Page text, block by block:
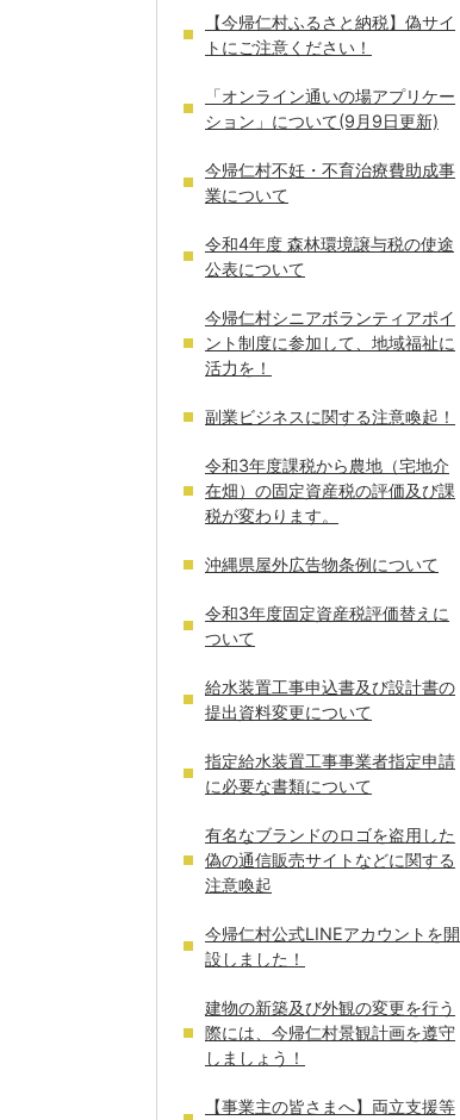
【今帰仁村ふるさと納税】偽サイ
トにご注意ください！
「オンライン通いの場アプリケー
ション」について(9月9日更新)
今帰仁村不妊・不育治療費助成事
業について
令和4年度 森林環境譲与税の使途
公表について
今帰仁村シニアボランティアポイ
ント制度に参加して、地域福祉に
活力を！
副業ビジネスに関する注意喚起！
令和3年度課税から農地（宅地介
在畑）の固定資産税の評価及び課
税が変わります。
沖縄県屋外広告物条例について
令和3年度固定資産税評価替えに
ついて
給水装置工事申込書及び設計書の
提出資料変更について
指定給水装置工事事業者指定申請
に必要な書類について
有名なブランドのロゴを盗用した
偽の通信販売サイトなどに関する
注意喚起
今帰仁村公式LINEアカウントを開
設しました！
建物の新築及び外観の変更を行う
際には、今帰仁村景観計画を遵守
しましょう！
【事業主の皆さまへ】両立支援等